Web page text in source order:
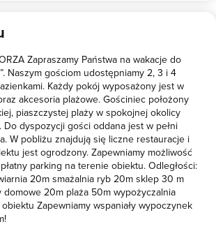
Zapraszamy Państwa na wakacje do
Naszym gościom udostępniamy 2, 3 i 4
Każdy pokój wyposażony jest w
akcesoria plażowe. Gościniec położony
piaszczystej plaży w spokojnej okolicy
dyspozycji gości oddana jest w pełni
W pobliżu znajdują się liczne restauracje i
jest ogrodzony. Zapewniamy możliwość
parking na terenie obiektu. Odległości:
20m smażalnia ryb 20m sklep 30 m
20m plaża 50m wypożyczalnia
Zapewniamy wspaniały wypoczynek